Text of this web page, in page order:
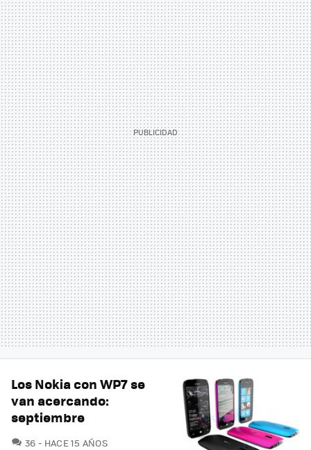
Los Nokia con WP7 se
van acercando:
septiembre
36 COMENTARIOS
HACE 15 AÑOS